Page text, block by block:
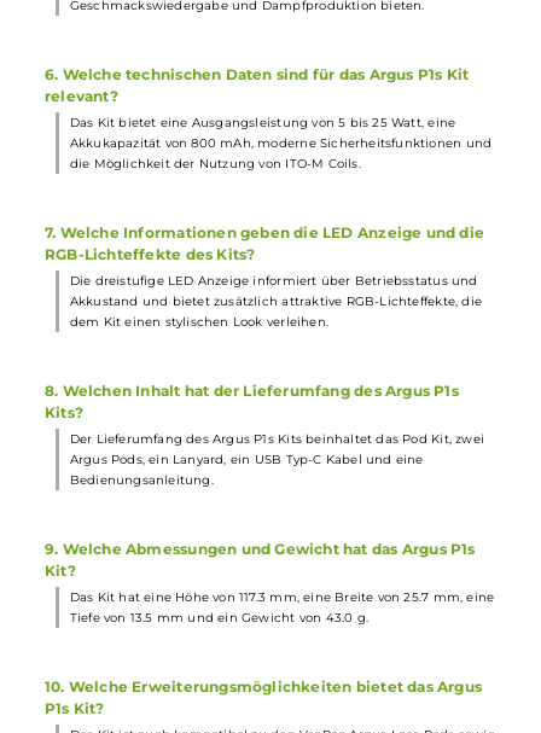
3. Welche Leistung liefert der Akku des Argus P1s Kits?
Der Argus P1s wird von einem 800 mAh Akku angetrieben, der
eine schnelle Aufladung via USB Typ-C Anschluss ermöglicht
4. Wie funktioniert die Leistungsanpassung des GENE
Chips im Argus P1s Kit?
Der GENE Chip passt die Leistungsausgabe automatisch an den
5. Welche Pods und Coils sind im Lieferumfang des
P1s Kits enthalten?
Geschmackswiedergabe und Dampfproduktion bieten.
6. Welche technischen Daten sind für das Argus P1s Kit
Das Kit bietet eine Ausgangsleistung von 5 bis 25 Watt, eine
Akkukapazität von 800 mAh, moderne Sicherheitsfunktionen